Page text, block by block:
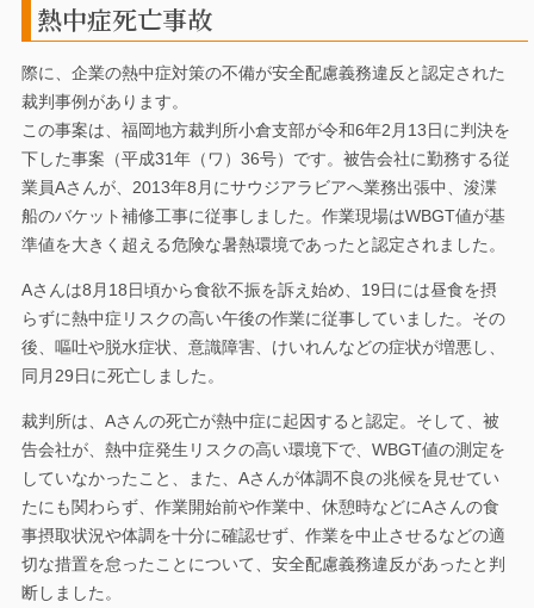
熱中症死亡事故
際に、企業の熱中症対策の不備が安全配慮義務違反と認定された
裁判事例があります。
この事案は、福岡地方裁判所小倉支部が令和6年2月13日に判決を
下した事案（平成31年（ワ）36号）です。被告会社に勤務する従
業員Aさんが、2013年8月にサウジアラビアへ業務出張中、浚渫
船のバケット補修工事に従事しました。作業現場はWBGT値が基
準値を大きく超える危険な暑熱環境であったと認定されました。
Aさんは8月18日頃から食欲不振を訴え始め、19日には昼食を摂
らずに熱中症リスクの高い午後の作業に従事していました。その
後、嘔吐や脱水症状、意識障害、けいれんなどの症状が増悪し、
同月29日に死亡しました。
裁判所は、Aさんの死亡が熱中症に起因すると認定。そして、被
告会社が、熱中症発生リスクの高い環境下で、WBGT値の測定を
していなかったこと、また、Aさんが体調不良の兆候を見せてい
たにも関わらず、作業開始前や作業中、休憩時などにAさんの食
事摂取状況や体調を十分に確認せず、作業を中止させるなどの適
切な措置を怠ったことについて、安全配慮義務違反があったと判
断しました。